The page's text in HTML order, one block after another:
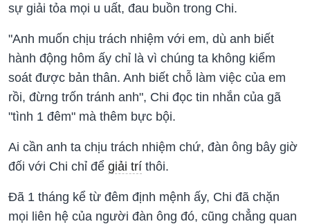
sự giải tỏa mọi u uất, đau buồn trong Chi.
"Anh muốn chịu trách nhiệm với em, dù anh biết
hành động hôm ấy chỉ là vì chúng ta không kiểm
soát được bản thân. Anh biết chỗ làm việc của em
rồi, đừng trốn tránh anh", Chi đọc tin nhắn của gã
"tình 1 đêm" mà thêm bực bội.
Ai cần anh ta chịu trách nhiệm chứ, đàn ông bây giờ
đối với Chi chỉ để giải trí thôi.
Đã 1 tháng kể từ đêm định mệnh ấy, Chi đã chặn
mọi liên hệ của người đàn ông đó, cũng chẳng quan